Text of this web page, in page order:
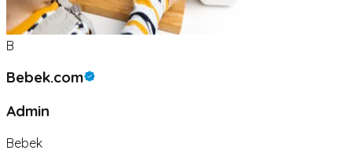
B
Bebek.com
Admin
Bebek